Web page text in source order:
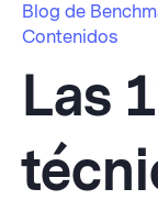
Blog de
Contenidos
Las